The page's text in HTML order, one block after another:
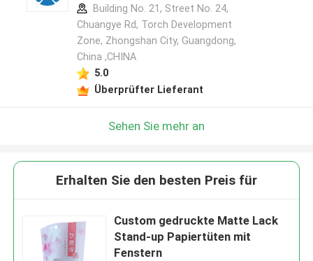
Building No. 21, Street No. 24,
Chuangye Rd, Torch Development
Zone, Zhongshan City, Guangdong,
China ,CHINA
5.0
Überprüfter Lieferant
Sehen Sie mehr an
Erhalten Sie den besten Preis für
Custom gedruckte Matte Lack
Stand-up Papiertüten mit
Fenstern